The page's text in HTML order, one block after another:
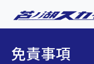
免責事項